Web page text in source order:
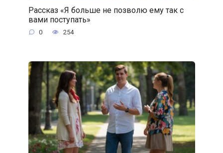
Рассказ «Я больше не позволю ему так с
вами поступать»
0 254